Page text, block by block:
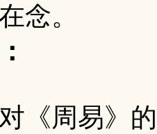
念。
《周易》